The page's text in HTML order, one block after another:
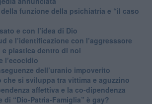
funzione della psichiatria e “il caso
e con l’idea di Dio
e l’identificazione con l’aggresssore
plastica dentro di noi
l’ecocidio
dell’uranio impoverito
che si sviluppa tra vittima e aguzzino
affettiva e la co-dipendenza
di “Dio-Patria-Famiglia” è gay?